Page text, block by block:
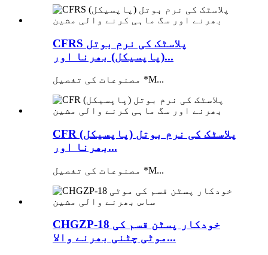
CFRS پلاسٹک کی نرم بوتل
(پاپسیکل) بھرنا اور...
مصنوعات کی تفصیل *M...
CFR پلاسٹک کی نرم بوتل (پاپسیکل)
بھرنا اور...
مصنوعات کی تفصیل *M...
CHGZP-18 خودکار پسٹن قسم کی
موٹی چٹنی بھرنے والا...